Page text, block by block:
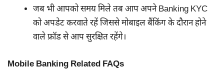
जब भी आपको समय मिले तब आप अपने Banking KYC
को अपडेट करवाते रहें जिससे मोबाइल बैंकिंग के दौरान होने
वाले फ्रॉड से आप सुरक्षित रहेंगे।
Mobile Banking Related FAQs